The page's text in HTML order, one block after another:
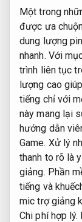
Một trong
được ưa
dung lượng
nhanh. Với
trình liên tục
lượng cao
tiếng chỉ với
này mang lại
hướng dẫn
Game. Xử lý
thanh to rõ là
giảng. Phần
tiếng và
mic trợ giảng
Chi phí hợp lý.